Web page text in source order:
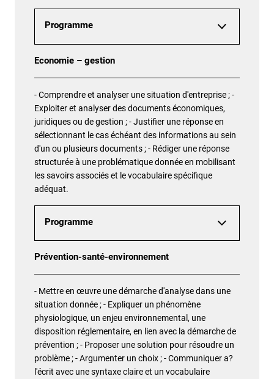
Programme
Economie – gestion
- Comprendre et analyser une situation d'entreprise ; -
Exploiter et analyser des documents économiques,
juridiques ou de gestion ; - Justifier une réponse en
sélectionnant le cas échéant des informations au sein
d'un ou plusieurs documents ; - Rédiger une réponse
structurée à une problématique donnée en mobilisant
les savoirs associés et le vocabulaire spécifique
adéquat.
Programme
Prévention-santé-environnement
- Mettre en œuvre une démarche d'analyse dans une
situation donnée ; - Expliquer un phénomène
physiologique, un enjeu environnemental, une
disposition réglementaire, en lien avec la démarche de
prévention ; - Proposer une solution pour résoudre un
problème ; - Argumenter un choix ; - Communiquer a?
l'écrit avec une syntaxe claire et un vocabulaire